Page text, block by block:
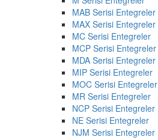
MAB Serisi Entegreler
MAX Serisi Entegreler
MC Serisi Entegreler
MCP Serisi Entegreler
MDA Serisi Entegreler
MIP Serisi Entegreler
MOC Serisi Entegreler
MR Serisi Entegreler
NCP Serisi Entegreler
NE Serisi Entegreler
NJM Serisi Entegreler